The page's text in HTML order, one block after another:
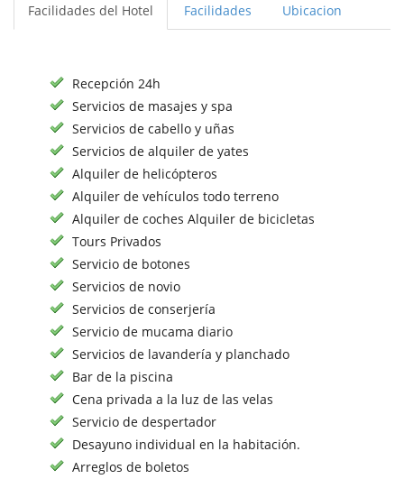
Facilidades del Hotel Facilidades Ubicacion
Recepción 24h
Servicios de masajes y spa
Servicios de cabello y uñas
Servicios de alquiler de yates
Alquiler de helicópteros
Alquiler de vehículos todo terreno
Alquiler de coches Alquiler de bicicletas
Tours Privados
Servicio de botones
Servicios de novio
Servicios de conserjería
Servicio de mucama diario
Servicios de lavandería y planchado
Bar de la piscina
Cena privada a la luz de las velas
Servicio de despertador
Desayuno individual en la habitación.
Arreglos de boletos